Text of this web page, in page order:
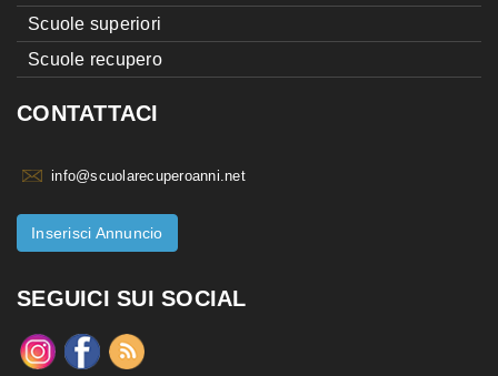
Scuole superiori
Scuole recupero
CONTATTACI
info@scuolarecuperoanni.net
Inserisci Annuncio
SEGUICI SUI SOCIAL